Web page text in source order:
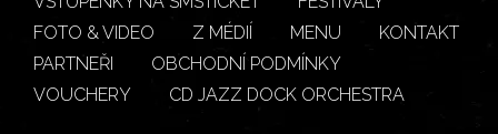
FOTO & VIDEO
Z MÉDIÍ MENU
KONTAKT
PARTNEŘI
OBCHODNÍ PODMÍNKY
VOUCHERY
CD JAZZ DOCK ORCHESTRA